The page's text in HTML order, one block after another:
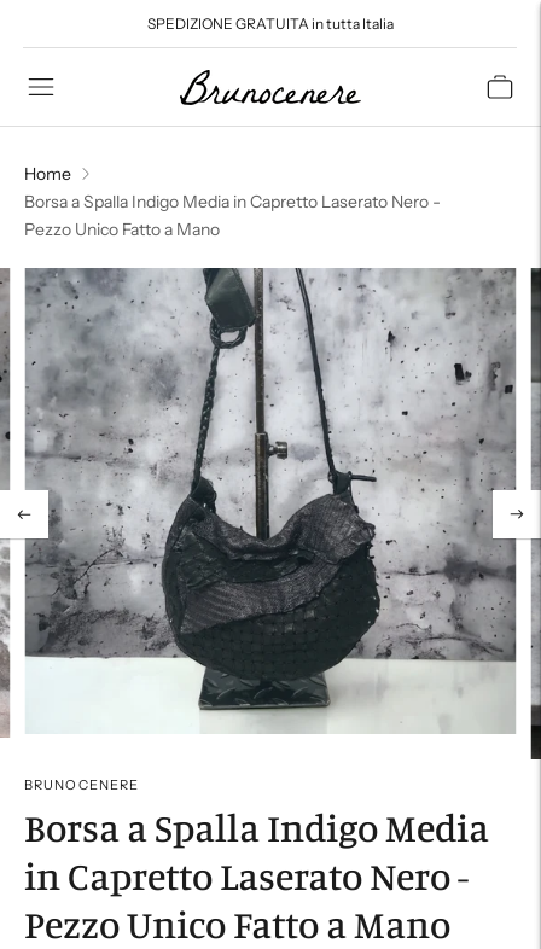
Privacy
Policy
SPEDIZIONE GRATUITA in tutta Italia
Home
Borsa a Spalla Indigo Media in Capretto Laserato Nero -
Pezzo Unico Fatto a Mano
BRUNOCENERE
Borsa a Spalla Indigo Media
in Capretto Laserato Nero -
Pezzo Unico Fatto a Mano